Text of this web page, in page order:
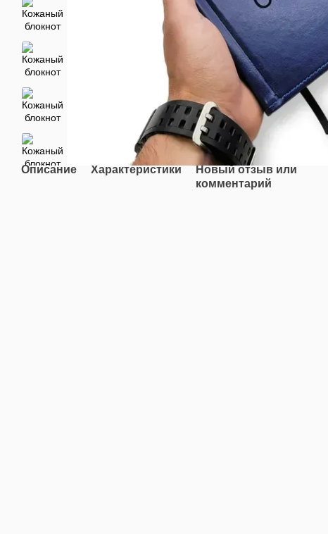
Описание Характеристики
Новый отзыв или
комментарий